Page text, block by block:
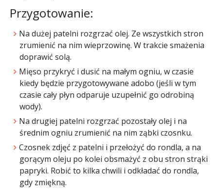
Przygotowanie:
Na dużej patelni rozgrzać olej. Ze wszystkich stron
zrumienić na nim wieprzowinę. W trakcie smażenia
doprawić solą.
Mięso przykryć i dusić na małym ogniu, w czasie
kiedy będzie przygotowywane adobo (jeśli w tym
czasie cały płyn odparuje uzupełnić go odrobiną
wody).
Na drugiej patelni rozgrzać pozostały olej i na
średnim ogniu zrumienić na nim ząbki czosnku.
Czosnek zdjęć z patelni i przełożyć do rondla, a na
gorącym oleju po kolei obsmażyć z obu stron strąki
papryki. Robić to kilka chwili i odkładać do rondla,
gdy zmiękną.